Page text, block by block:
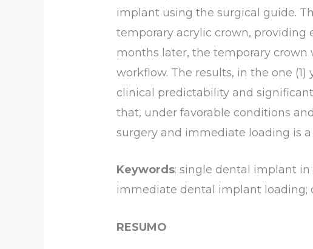
implant using the surgical guide.
temporary acrylic crown, providing
months later, the temporary
workflow. The results, in the one
clinical predictability and
that, under favorable conditions
surgery and immediate loading is
Keywords: single dental implant
immediate dental implant loading;
RESUMO